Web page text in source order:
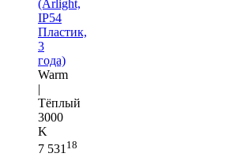
(Arlight,
IP54
Пластик,
3
года)
Warm
|
Тёплый
3000
K
7 53118